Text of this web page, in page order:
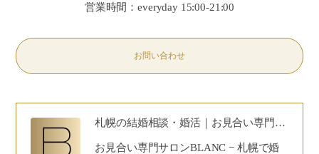
営業時間：everyday 15:00-21:00
お問い合わせ
札幌の結婚相談・婚活｜お見合い専門サロンBLANC｜30代40代50代の安心婚活
お見合い専門サロンBLANC − 札幌で婚